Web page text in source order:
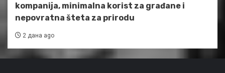
kompanija, minimalna korist za građane i
nepovratna šteta za prirodu
2 дана ago